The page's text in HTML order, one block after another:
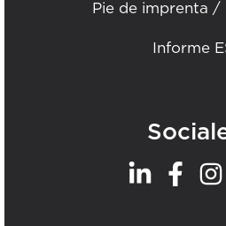
Pie de imprenta /
Informe